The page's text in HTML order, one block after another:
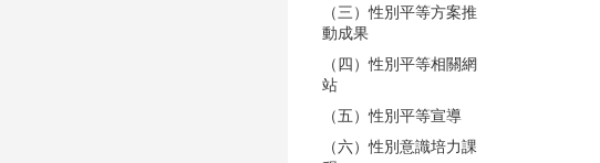
（三）性別平等方案推
動成果
（四）性別平等相關網
站
（五）性別平等宣導
（六）性別意識培力課